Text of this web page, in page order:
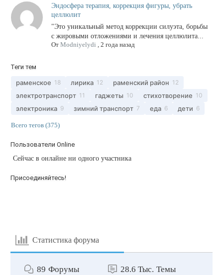
Эндосфера терапия, коррекция фигуры, убрать
целлюлит
"Это уникальный метод коррекции силуэта, борьбы
с жировыми отложениями и лечения целлюлита...
От Modniyelydi 2 года назад
Теги тем
раменское 18 лирика 12 раменский район 12
электротранспорт 11 гаджеты 10 стихотворение 10
электроника 9 зимний транспорт 7 еда 6 дети 6
Всего тегов (375)
Пользователи Online
Сейчас в онлайне ни одного участника
Присоединяйтесь!
Статистика форума
89 Форумы 28.6 Тыс. Темы